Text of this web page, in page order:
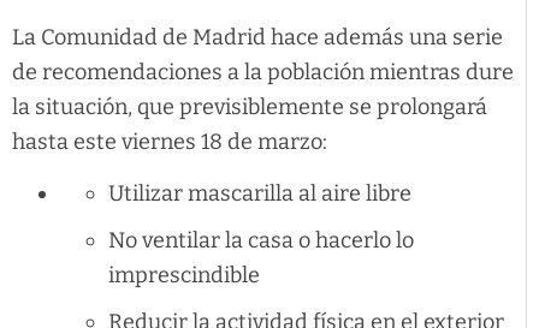
La Comunidad de Madrid hace además una serie
de recomendaciones a la población mientras dure
la situación, que previsiblemente se prolongará
hasta este viernes 18 de marzo:
Utilizar mascarilla al aire libre
No ventilar la casa o hacerlo lo
imprescindible
Reducir la actividad física en el exterior